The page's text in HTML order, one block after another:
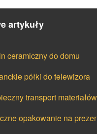
artykuły
ceramiczny do domu
półki do telewizora
transport
opakowanie na